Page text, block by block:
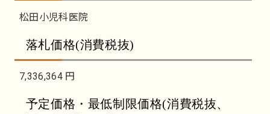
松田小児科医院
落札価格(消費税抜)
7,336,364 円
予定価格・最低制限価格(消費税抜、